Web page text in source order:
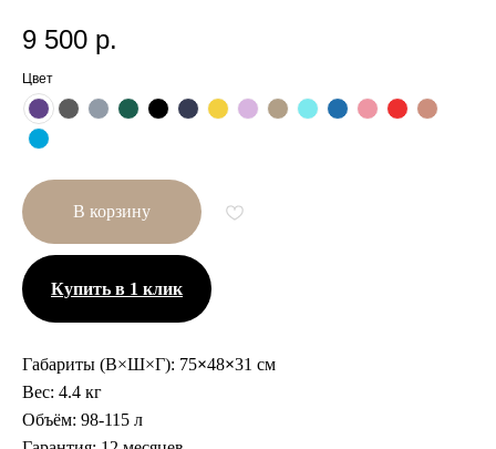
9 500 р.
Цвет
В корзину
Купить в 1 клик
Габариты (В×Ш×Г): 75×48×31 см
Вес: 4.4 кг
Объём: 98-115 л
Другие размеры